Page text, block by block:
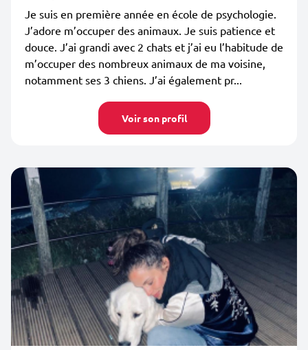
Je suis en première année en école de psychologie.
J’adore m’occuper des animaux. Je suis patience et
douce. J’ai grandi avec 2 chats et j’ai eu l’habitude de
m’occuper des nombreux animaux de ma voisine,
notamment ses 3 chiens. J’ai également pr...
Voir son profil